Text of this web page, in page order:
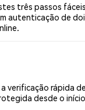
três passos
autenticação de
verificação rápida
desde o